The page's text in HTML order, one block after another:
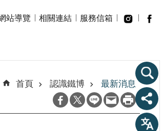
站導覽
相關連結 服務信箱
首頁 認識鐵博 最新消息